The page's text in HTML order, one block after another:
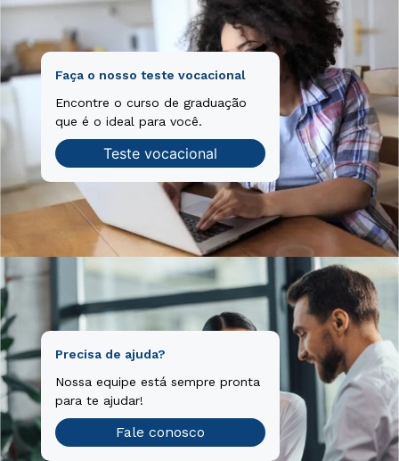
Faça o nosso teste vocacional
Encontre o curso de graduação
que é o ideal para você.
Teste vocacional
Precisa de ajuda?
Nossa equipe está sempre pronta
para te ajudar!
Fale conosco